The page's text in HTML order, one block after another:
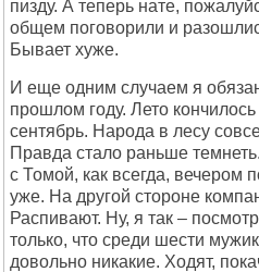
пизду. А теперь нате,
общем поговорили и
Бывает хуже.
И еще одним случаем я
прошлом году. Лето
сентябрь. Народа в лесу
Правда стало раньше
с Томой, как всегда, вечером
уже. На другой стороне
Распивают. Ну, я так –
только, что среди шести
довольно никакие. Ходят,